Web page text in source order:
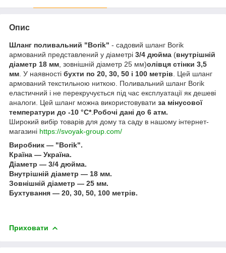
Опис
Шланг поливальний "Borik" - садовий шланг Borik
армований представлений у діаметрі 3/4 дюйма (внутрішній
діаметр 18 мм , зовнішній діаметр 25 мм)олівця стінки 3,5
мм . У наявності бухти по 20, 30, 50 і 100 метрів . Цей шланг
армований текстильною ниткою. Поливальний шланг Borik
еластичний і не перекручується під час експлуатації як дешеві
аналоги. Цей шланг можна використовувати за мінусової
температури до -10 °C*. Робочі дані до 6 атм.
Широкий вибір товарів для дому та саду в нашому інтернет-
магазині https://svoyak-group.com/
Виробник — "Borik".
Країна — Україна.
Діаметр — 3/4 дюйма.
Внутрішній діаметр — 18 мм.
Зовнішній діаметр — 25 мм.
Бухтування — 20, 30, 50, 100 метрів.
Приховати